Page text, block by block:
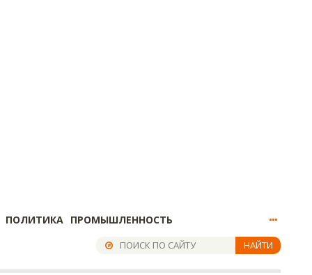
ПОЛИТИКА ПРОМЫШЛЕННОСТЬ
НАЙТИ